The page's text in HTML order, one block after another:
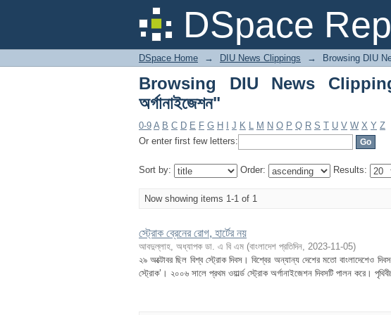
DSpace
Browsing DIU News Clippings by
DSpace Home → DIU News Clippings → Browsing DIU
Browsing DIU News
অর্গানাইজেশন"
0-9 A B C D E F G H J K L M N O P Q R S T U V W X Y Z
Or enter first few letters:
Sort by: Order: Results:
Now showing items 1-1 of 1
স্ট্রোক ব্রেনের রোগ, হার্টের নয়
আবদুল্লাহ, অধ্যাপক ডা. এ বি এম (বাংলাদেশ প্রতিদিন, 2023-11-05)
২৯ অক্টোবর ছিল বিশ্ব স্ট্রোক দিবস। বিশ্বের অন্যান্য দেশের মতো বাংলাদেশেও
স্ট্রোক’। ২০০৬ সালে প্রথম ওয়ার্ল্ড স্ট্রোক অর্গানাইজেশন দিবসটি পালন করে।